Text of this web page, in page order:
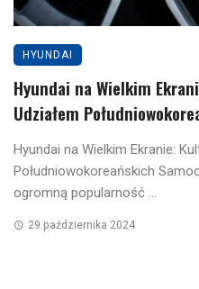
HYUNDAI
Hyundai na Wielkim
Udziałem
Hyundai na Wielkim Ekranie:
Południowokoreańskich
ogromną popularność ...
29 października 2024